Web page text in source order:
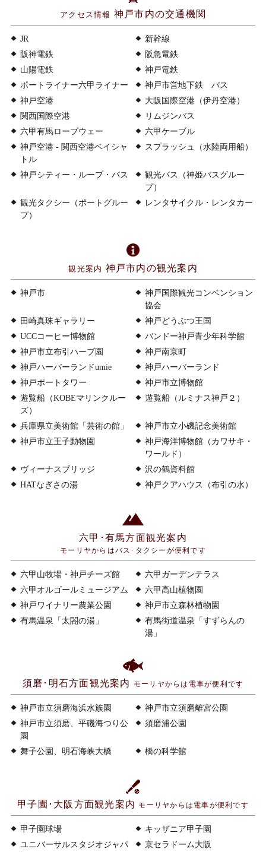
アクセス情報 神戸市内の交通機関
JR
新幹線
阪神電鉄
阪急電鉄
山陽電鉄
神戸電鉄
ポートライナー六甲ライナー
神戸市営地下鉄 バス
神戸空港
大阪国際空港（伊丹空港）
関西国際空港
リムジンバス
六甲有馬ロープウェー
六甲ケーブル
神戸空港 - 関西空港ベイシャ
トル
スプラッシュ（水陸両用船）
神戸シティー・ループ・バス
観光バス（神姫バスグルー
プ）
観光タクシー（ポートグルー
プ）
レンタサイクル・レンタカー
観光案内 神戸市内の観光案内
神戸市
神戸国際観光コンベンション
協会
田崎真珠ギャラリー
神戸どうぶつ王国
UCCコーヒー博物館
バンドー神戸青少年科学館
神戸市立布引ハーブ園
神戸南京町
神戸ハーバーランドumie
神戸ハーバーランド
神戸ポートタワー
神戸市立博物館
遊覧船（KOBEマリンクルー
ズ）
遊覧船（ルミナス神戸２）
兵庫県立美術館「芸術の館」
神戸市立小磯記念美術館
神戸市立王子動物園
神戸海洋博物館（カワサキ・
ワールド）
ヴィーナスブリッジ
沢の鶴資料館
HATなぎさの湯
神戸クアハウス（布引の水）
六甲･有馬方面観光案内
モーリヤからはバス･タクシーが便利です
六甲山牧場・神戸チーズ館
六甲ガーデンテラス
六甲オルゴールミュージアム
六甲高山植物園
神戸ワイナリー農業公園
神戸市立森林植物園
有馬温泉「太閤の湯」
有馬街道温泉「すずらんの
湯」
須磨･明石方面観光案内 モーリヤからは電車が便利です
神戸市立須磨海浜水族園
神戸市立須磨離宮公園
神戸市立須磨、平磯海つり公
園
須磨浦公園
舞子公園、明石海峡大橋 橋の科学館
甲子園･大阪方面観光案内 モーリヤからは電車が便利です
甲子園球場
キッザニア甲子園
ユニバーサルスタジオジャパ
京セラドーム大阪